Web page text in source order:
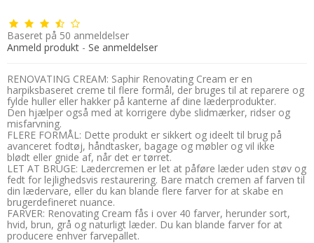
Baseret på 50 anmeldelser
Anmeld produkt - Se anmeldelser
RENOVATING CREAM: Saphir Renovating Cream er en
harpiksbaseret creme til flere formål, der bruges til at reparere og
fylde huller eller hakker på kanterne af dine læderprodukter.
Den hjælper også med at korrigere dybe slidmærker, ridser og
misfarvning.
FLERE FORMÅL: Dette produkt er sikkert og ideelt til brug på
avanceret fodtøj, håndtasker, bagage og møbler og vil ikke
blødt eller gnide af, når det er tørret.
LET AT BRUGE: Lædercremen er let at påføre læder uden støv og
fedt for lejlighedsvis restaurering. Bare match cremen af ​​farven til
din lædervare, eller du kan blande flere farver for at skabe en
brugerdefineret nuance.
FARVER: Renovating Cream fås i over 40 farver, herunder sort,
hvid, brun, grå og naturligt læder. Du kan blande farver for at
producere enhver farvepallet.